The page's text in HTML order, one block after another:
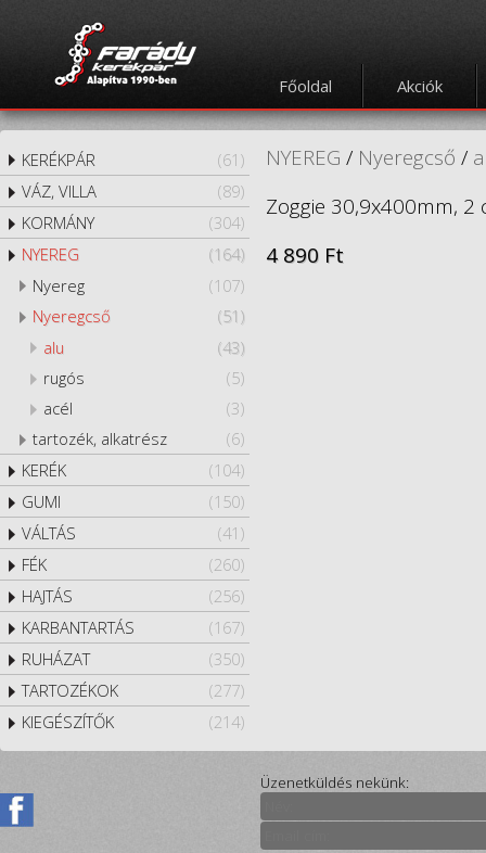
Főoldal Akciók
(61)
KERÉKPÁR
(89)
VÁZ, VILLA
(304)
KORMÁNY
(164)
NYEREG
(107)
Nyereg
(51)
Nyeregcső
(43)
alu
(5)
rugós
(3)
acél
(6)
tartozék, alkatrész
(104)
KERÉK
(150)
GUMI
(41)
VÁLTÁS
(260)
FÉK
(256)
HAJTÁS
(167)
KARBANTARTÁS
(350)
RUHÁZAT
(277)
TARTOZÉKOK
(214)
KIEGÉSZÍTŐK
NYEREG / Nyeregcső /
Zoggie 30,9x400mm, 2
4 890 Ft
Üzenetküldés nekünk: